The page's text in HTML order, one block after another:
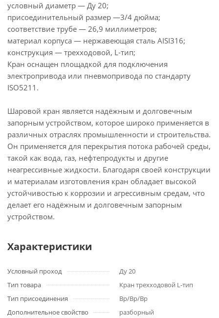
условный диаметр — Ду 20;
присоединительный размер —3/4 дюйма;
соответствие трубе — 26,9 миллиметров;
материал корпуса — нержавеющая сталь AISI316;
конструкция — трехходовой, L-тип;
Кран оснащен площадкой для подключения
электропривода или пневмопривода по стандарту
ISO5211.
Шаровой кран является надёжным и долговечным
запорным устройством, которое широко применяется в
различных отраслях промышленности и строительства.
Он применяется для перекрытия потока рабочей среды,
такой как вода, газ, нефтепродукты и другие
неагрессивные жидкости. Благодаря своей конструкции
и материалам изготовления кран обладает высокой
устойчивостью к коррозии и агрессивным средам, что
делает его надёжным и долговечным запорным
устройством.
Характеристики
Условный проход
Ду 20
Тип товара
Кран трехходовой L-тип
Тип присоединения
Вр/Вр/Вр
Дополнительное свойство
разборный